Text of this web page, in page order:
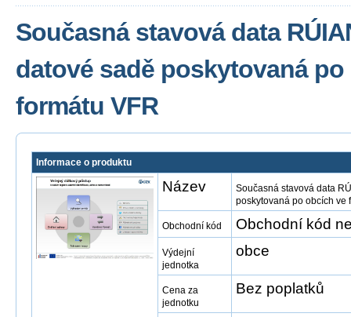
Současná stavová data
datové sadě poskytovaná
formátu VFR
Informace o produktu
Název
Současná stavová data
poskytovaná po obcích ve
Obchodní kód Obchodní kód
Výdejní
jednotka
obce
Cena za
jednotku
Bez poplatků